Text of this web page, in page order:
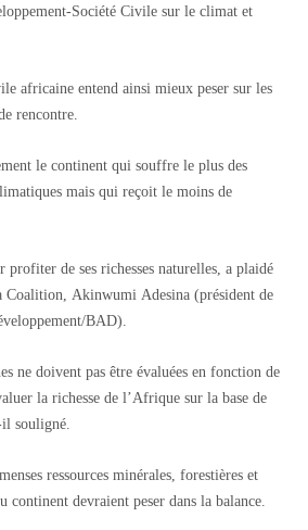
Société Civile sur le climat et
africaine entend ainsi mieux peser sur les
rencontre.
le continent qui souffre le plus des
mais qui reçoit le moins de
de ses richesses naturelles, a plaidé
Coalition, Akinwumi Adesina (président de
BAD).
ne doivent pas être évaluées en fonction de
la richesse de l’Afrique sur la base de
souligné.
ressources minérales, forestières et
continent devraient peser dans la balance.